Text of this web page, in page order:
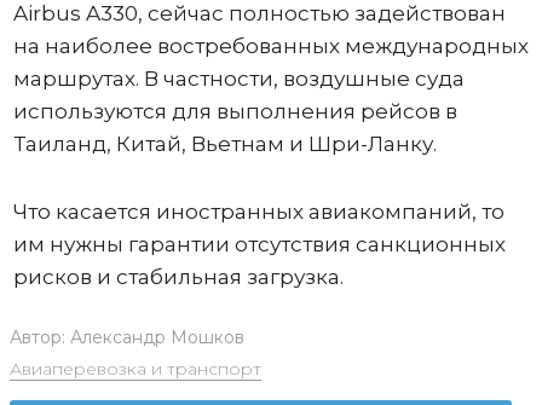
Airbus A330, сейчас полностью задействован
на наиболее востребованных международных
маршрутах. В частности, воздушные суда
используются для выполнения рейсов в
Таиланд, Китай, Вьетнам и Шри-Ланку.
Что касается иностранных авиакомпаний, то
им нужны гарантии отсутствия санкционных
рисков и стабильная загрузка.
Автор: Александр Мошков
Авиаперевозка и транспорт